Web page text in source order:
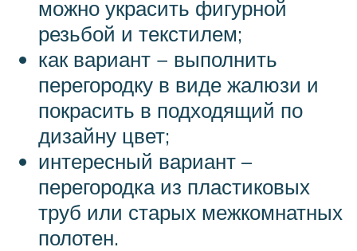
можно украсить фигурной
резьбой и текстилем;
как вариант − выполнить
перегородку в виде жалюзи и
покрасить в подходящий по
дизайну цвет;
интересный вариант –
перегородка из пластиковых
труб или старых межкомнатных
полотен.